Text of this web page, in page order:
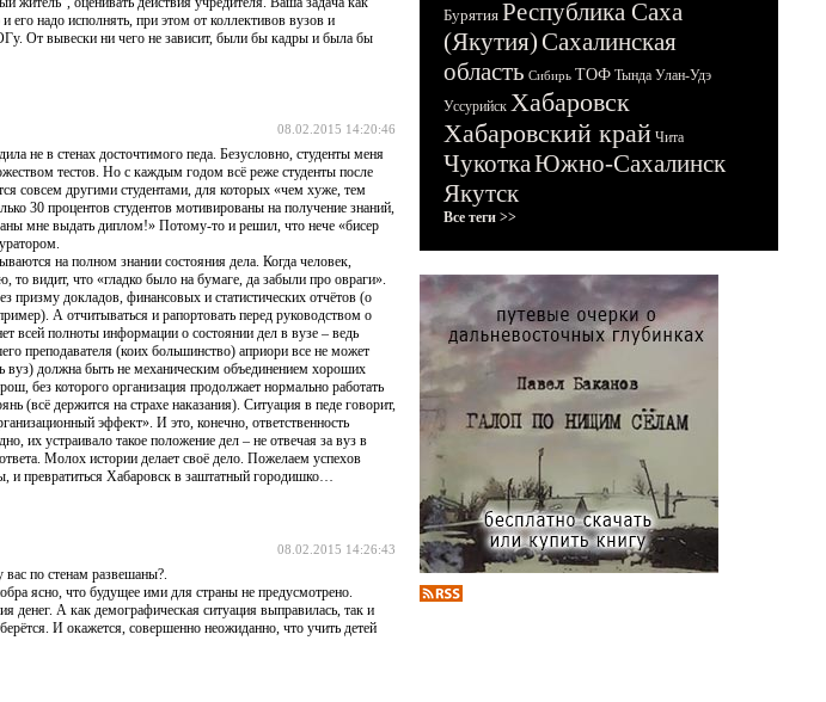
надо исполнять, при этом от коллективов вузов и
От вывески ни чего не зависит, были бы кадры и была бы
08.02.2015 14:20:46
не в стенах досточтимого педа. Безусловно, студенты меня
тестов. Но с каждым годом всё реже студенты после
совсем другими студентами, для которых «чем хуже, тем
30 процентов студентов мотивированы на получение знаний,
мне выдать диплом!» Потому-то и решил, что нече «бисер
на полном знании состояния дела. Когда человек,
видит, что «гладко было на бумаге, да забыли про овраги».
призму докладов, финансовых и статистических отчётов (о
А отчитываться и рапортовать перед руководством о
всей полноты информации о состоянии дел в вузе – ведь
преподавателя (коих большинство) априори все не может
вуз) должна быть не механическим объединением хороших
без которого организация продолжает нормально работать
(всё держится на страхе наказания). Ситуация в педе говорит,
эффект». И это, конечно, ответственность
их устраивало такое положение дел – не отвечая за вуз в
Молох истории делает своё дело. Пожелаем успехов
и превратиться Хабаровск в заштатный городишко…
08.02.2015 14:26:43
по стенам развешаны?.
ясно, что будущее ими для страны не предусмотрено.
денег. А как демографическая ситуация выправилась, так и
И окажется, совершенно неожиданно, что учить детей
Бурятия Республика Саха
(Якутия)Сахалинская
область Сибирь ТОФ Тында Улан-Удэ
Уссурийск Хабаровск
Хабаровский край Чита
ЧукоткаЮжно-Сахалинск
Якутск
Все теги >>